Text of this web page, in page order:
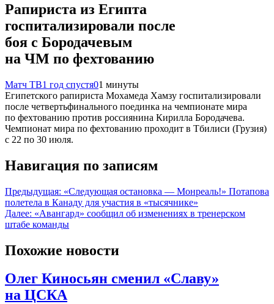
Рапириста из Египта
госпитализировали после
боя с Бородачевым
на ЧМ по фехтованию
Матч ТВ1 год спустя01 минуты
Египетского рапириста Мохамеда Хамзу госпитализировали
после четвертьфинального поединка на чемпионате мира
по фехтованию против россиянина Кирилла Бородачева.
Чемпионат мира по фехтованию проходит в Тбилиси (Грузия)
с 22 по 30 июля.
Навигация по записям
Предыдущая: «Следующая остановка — Монреаль!» Потапова
полетела в Канаду для участия в «тысячнике»
Далее: «Авангард» сообщил об изменениях в тренерском
штабе команды
Похожие новости
Олег Киносьян сменил «Славу»
на ЦСКА